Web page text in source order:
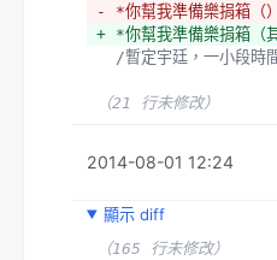
- *你幫我準備樂捐箱（）
+ *你幫我準備樂捐箱（
/暫定宇廷，一小段時
（21 行未修改）
2014-08-01 12:24
顯示 diff
（165 行未修改）